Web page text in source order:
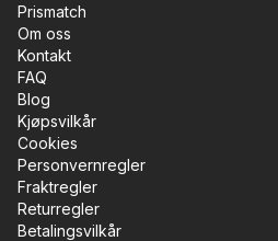
Prismatch
Om oss
Kontakt
FAQ
Blog
Kjøpsvilkår
Cookies
Personvernregler
Fraktregler
Returregler
Betalingsvilkår